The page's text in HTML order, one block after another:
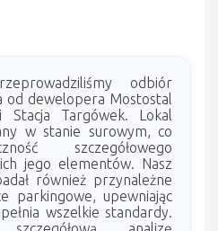
odbiór
od dewelopera Mostostal
Stacja Targówek. Lokal
w stanie surowym, co
szczegółowego
jego elementów. Nasz
również przynależne
parkingowe, upewniając
wszelkie standardy.